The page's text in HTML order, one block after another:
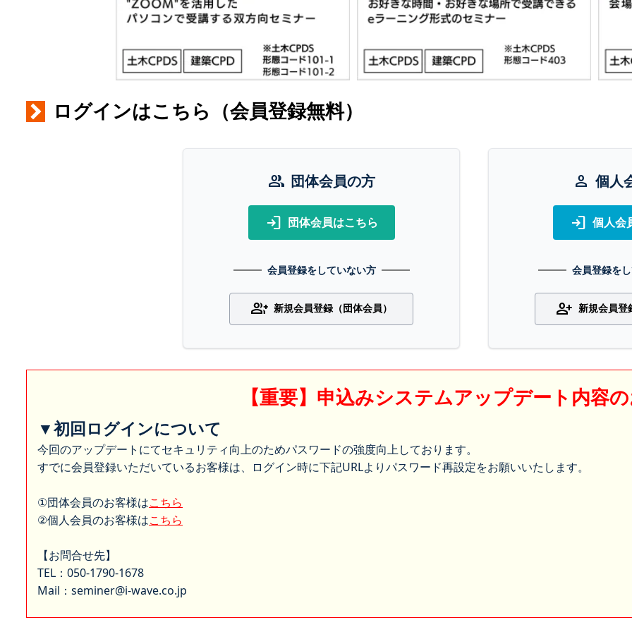
ログインはこちら（会員登録無料）
group 団体会員の方
login 団体会員はこちら
会員登録をしていない方
group_add 新規会員登録（団体会員）
person 個人
login 個人会
会員登録を
person_add 新規会員登
【重要】申込みシステムアップデート内容
▼初回ログインについて
今回のアップデートにてセキュリティ向上のためパスワードの強度向上しております。
すでに会員登録いただいているお客様は、ログイン時に下記URLよりパスワード再設定をお願いいたします。
①団体会員のお客様はこちら
②個人会員のお客様はこちら
【お問合せ先】
TEL：050-1790-1678
Mail：seminer@i-wave.co.jp